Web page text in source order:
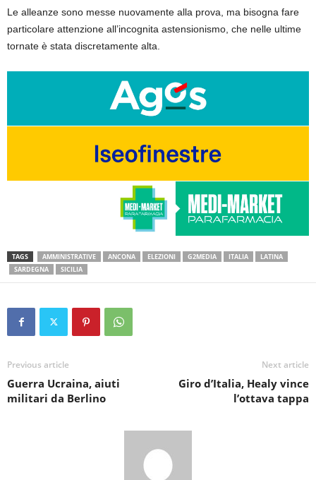
Le alleanze sono messe nuovamente alla prova, ma bisogna fare
particolare attenzione all’incognita astensionismo, che nelle ultime
tornate è stata discretamente alta.
TAGS AMMINISTRATIVE ANCONA ELEZIONI G2MEDIA ITALIA
LATINA
SARDEGNA
SICILIA
Previous article
Guerra Ucraina, aiuti
militari da Berlino
Next article
Giro d’Italia, Healy vince
l’ottava tappa